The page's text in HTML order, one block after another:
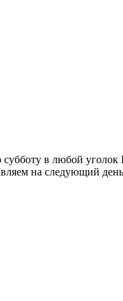
в любой уголок
на следующий